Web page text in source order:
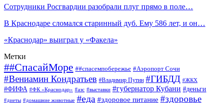
Сотрудники Росгвардии разобрали плуг прямо в поле…
В Краснодаре сломался старинный дуб. Ему 586 лет, и он…
«Краснодар» выиграл у «Факела»
Метки
##СпасайМоре ##спасемпобережье #Аэропорт Сочи
#Вениамин Кондратьев #Владимир Путин #ГИБДД #ЖКХ
#ФИФА #ФК «Краснодар» #азс #выставки #губернатор Кубани #деньги
#диеты #домашние животные #еда #здоровое питание #здоровье